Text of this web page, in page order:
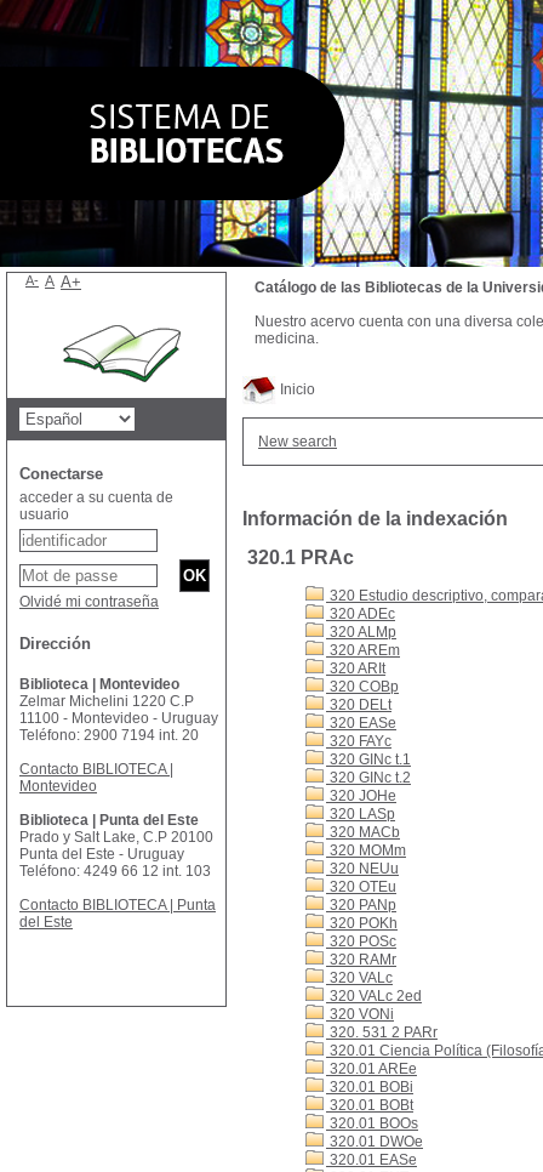
Inicio
New search
Información de la indexación
320.1 PRAc
320 Estudio descriptivo,
320 ADEc
320 ALMp
320 AREm
320 ARIt
320 COBp
320 DELt
320 EASe
320 FAYc
320 GINc t.1
320 GINc t.2
320 JOHe
320 LASp
320 MACb
320 MOMm
320 NEUu
320 OTEu
320 PANp
320 POKh
320 POSc
320 RAMr
320 VALc
320 VALc 2ed
320 VONi
320. 531 2 PARr
320.01 Ciencia Política
320.01 AREe
320.01 BOBi
320.01 BOBt
320.01 BOOs
320.01 DWOe
320.01 EASe
Catálogo de las Bibliotecas de la
Nuestro acervo cuenta con una diversa
medicina.
A- A A+
Conectarse
acceder a su cuenta de
usuario
Olvidé mi contraseña
Dirección
Biblioteca | Montevideo
Zelmar Michelini 1220 C.P
11100 - Montevideo - Uruguay
Teléfono: 2900 7194 int. 20
Contacto BIBLIOTECA |
Montevideo
Biblioteca | Punta del Este
Prado y Salt Lake, C.P 20100
Punta del Este - Uruguay
Teléfono: 4249 66 12 int. 103
Contacto BIBLIOTECA | Punta
del Este